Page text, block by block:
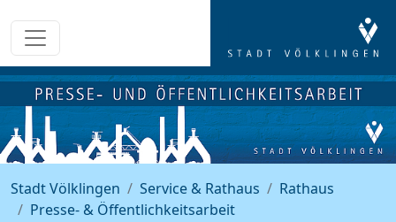
Stadt Völklingen Service & Rathaus
Rathaus
Presse- & Öffentlichkeitsarbeit